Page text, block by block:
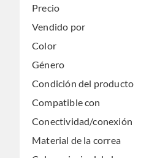
Precio
Vendido por
Color
Género
Condición del producto
Compatible con
Conectividad/conexión
Material de la correa